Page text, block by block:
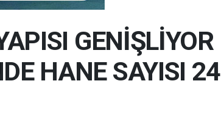
GENİŞLİYOR
HANE SAYISI 24